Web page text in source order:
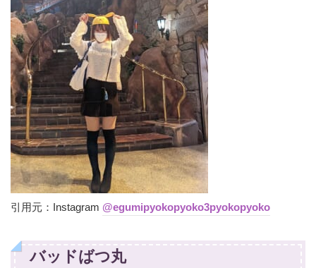
引用元：Instagram @egumipyokopyoko3pyokopyoko
バッドばつ丸